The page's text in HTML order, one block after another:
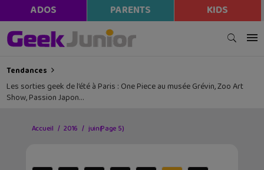
ADOS PARENTS KIDS
Tendances
Les sorties geek de l’été à Paris : One Piece au musée Grévin, Zoo Art
Show, Passion Japon…
Accueil 2016 juin(Page 5)